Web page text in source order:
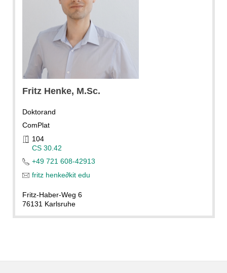
Fritz Henke, M.Sc.
Doktorand
ComPlat
104
CS 30.42
+49 721 608-42913
fritz henke∂kit edu
Fritz-Haber-Weg 6
76131 Karlsruhe